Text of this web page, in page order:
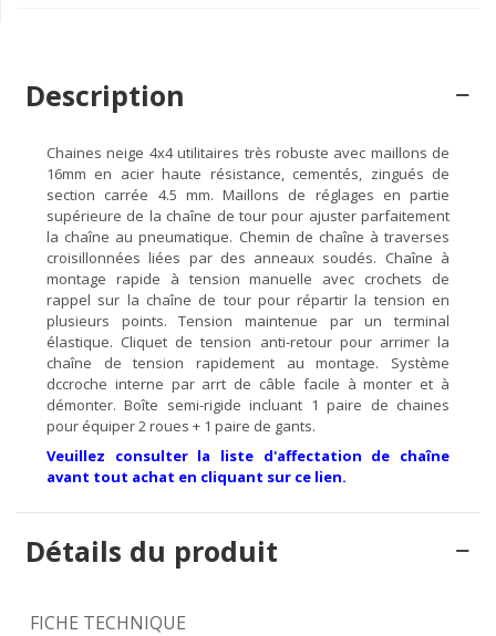
Description
Chaines neige 4x4 utilitaires très robuste avec maillons de
16mm en acier haute résistance, cementés, zingués de
section carrée 4.5 mm. Maillons de réglages en partie
supérieure de la chaîne de tour pour ajuster parfaitement
la chaîne au pneumatique. Chemin de chaîne à traverses
croisillonnées liées par des anneaux soudés. Chaîne à
montage rapide à tension manuelle avec crochets de
rappel sur la chaîne de tour pour répartir la tension en
plusieurs points. Tension maintenue par un terminal
élastique. Cliquet de tension anti-retour pour arrimer la
chaîne de tension rapidement au montage. Système
dccroche interne par arrt de câble facile à monter et à
démonter. Boîte semi-rigide incluant 1 paire de chaines
pour équiper 2 roues + 1 paire de gants.
Veuillez consulter la liste d'affectation de chaîne
avant tout achat en cliquant sur ce lien.
Détails du produit
FICHE TECHNIQUE